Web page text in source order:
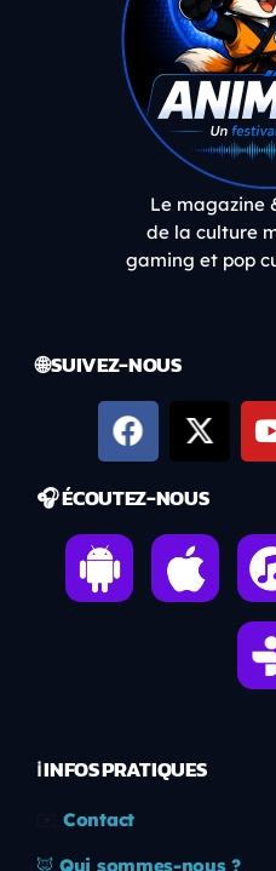
Le magazine
de la culture
gaming et pop
🌐 SUIVEZ-NOUS
🎧 ÉCOUTEZ-NOUS
ℹ️ INFOS PRATIQUES
Contact
🦊 Qui sommes-nous ?